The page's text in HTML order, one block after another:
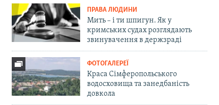
ПРАВА ЛЮДИНИ
Мить – і ти шпигун. Як у
кримських судах розглядають
звинувачення в держзраді
ФОТОГАЛЕРЕЇ
Краса Сімферопольського
водосховища та занедбаність
довкола